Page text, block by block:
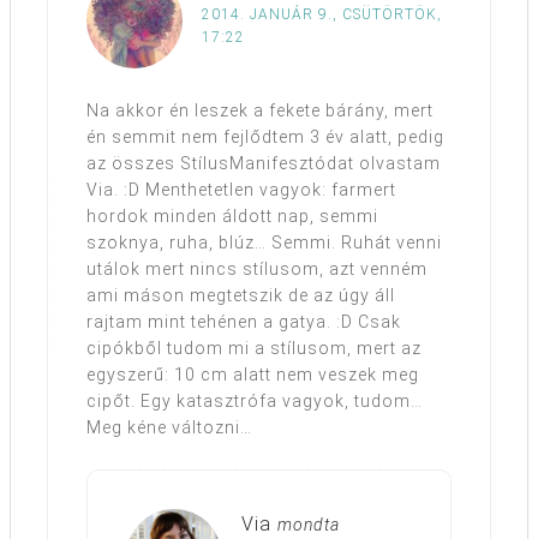
2014. JANUÁR 9., CSÜTÖRTÖK,
17:22
Na akkor én leszek a fekete bárány, mert
én semmit nem fejlődtem 3 év alatt, pedig
az összes StílusManifesztódat olvastam
Via. :D Menthetetlen vagyok: farmert
hordok minden áldott nap, semmi
szoknya, ruha, blúz… Semmi. Ruhát venni
utálok mert nincs stílusom, azt venném
ami máson megtetszik de az úgy áll
rajtam mint tehénen a gatya. :D Csak
cipókből tudom mi a stílusom, mert az
egyszerű: 10 cm alatt nem veszek meg
cipőt. Egy katasztrófa vagyok, tudom…
Meg kéne változni…
Via mondta